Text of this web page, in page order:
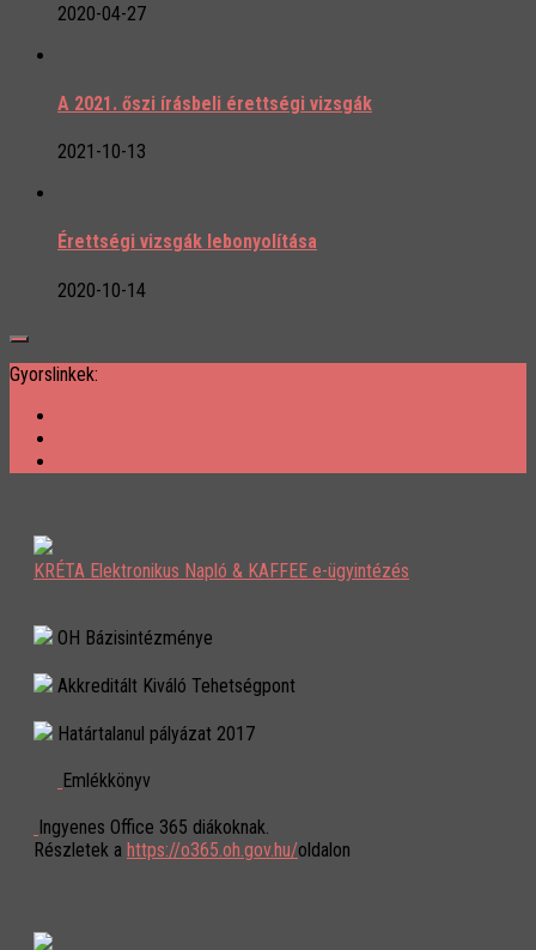
2020-04-27
A 2021. őszi írásbeli érettségi vizsgák
2021-10-13
Érettségi vizsgák lebonyolítása
2020-10-14
Gyorslinkek:
KRÉTA Elektronikus Napló & KAFFEE e-ügyintézés
OH Bázisintézménye
Akkreditált Kiváló Tehetségpont
Határtalanul pályázat 2017
Emlékkönyv
Ingyenes Office 365 diákoknak.
Részletek a https://o365.oh.gov.hu/oldalon